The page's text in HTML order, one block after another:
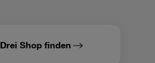
Drei Shop finden